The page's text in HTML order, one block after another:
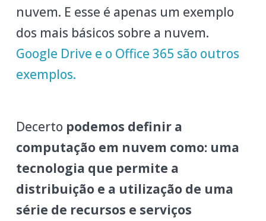
nuvem. E esse é apenas um exemplo
dos mais básicos sobre a nuvem.
Google Drive e o Office 365 são outros
exemplos.
Decerto podemos definir a
computação em nuvem como: uma
tecnologia que permite a
distribuição e a utilização de uma
série de recursos e serviços